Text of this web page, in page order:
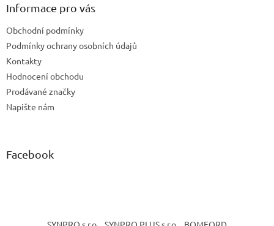
Informace pro vás
Obchodní podmínky
Podmínky ochrany osobních údajů
Kontakty
Hodnocení obchodu
Prodávané značky
Napište nám
Facebook